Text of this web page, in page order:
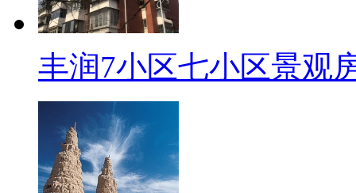
丰润7小区七小区景观